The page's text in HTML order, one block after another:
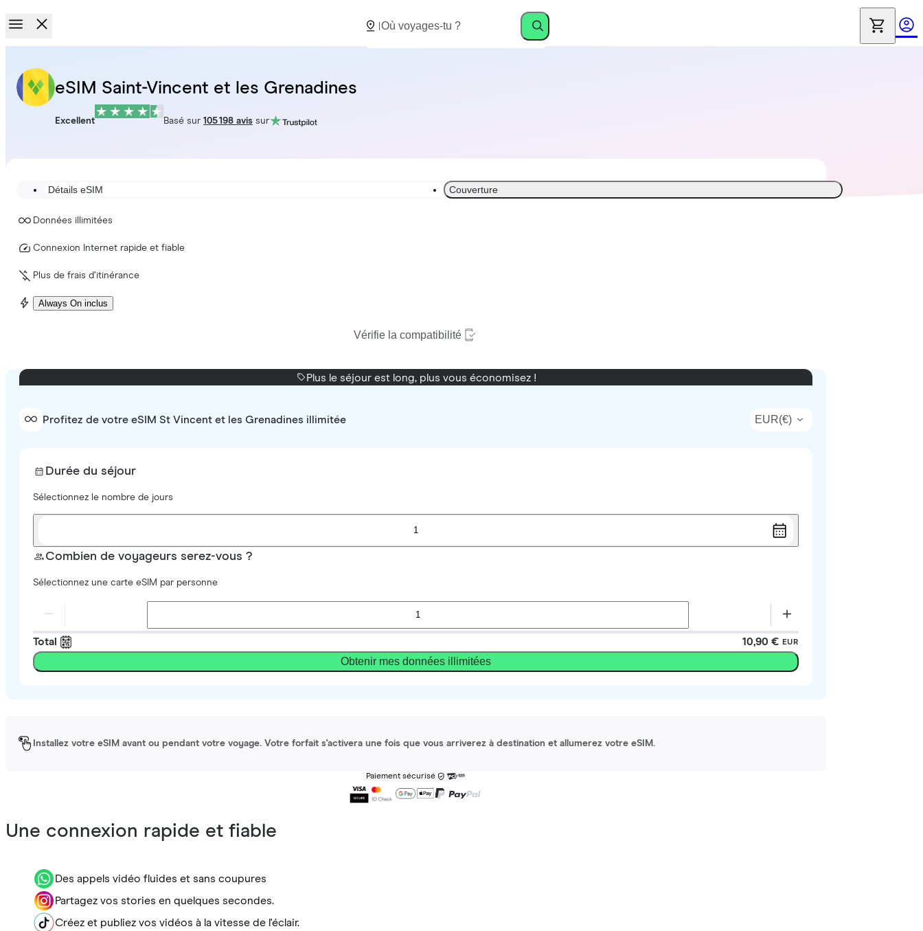
eSIM Saint-Vincent et les Grenadines
Excellent Basé sur 105 198 avis sur
Détails eSIM Couverture
Données illimitées
Connexion Internet rapide et fiable
Plus de frais d’itinérance
Always On inclus
Vérifie la compatibilité
Plus le séjour est long, plus vous économisez !
Profitez de votre eSIM St Vincent et les Grenadines illimitée EUR(€)
Durée du séjour
Sélectionnez le nombre de jours
1
Combien de voyageurs serez-vous ?
Sélectionnez une carte eSIM par personne
Total 10,90 € EUR
Obtenir mes données illimitées
Installez votre eSIM avant ou pendant votre voyage. Votre forfait s'activera une fois que vous arriverez à destination et allumerez votre eSIM.
Paiement sécurisé
Une connexion rapide et fiable
Des appels vidéo fluides et sans coupures
Partagez vos stories en quelques secondes.
Créez et publiez vos vidéos à la vitesse de l'éclair.